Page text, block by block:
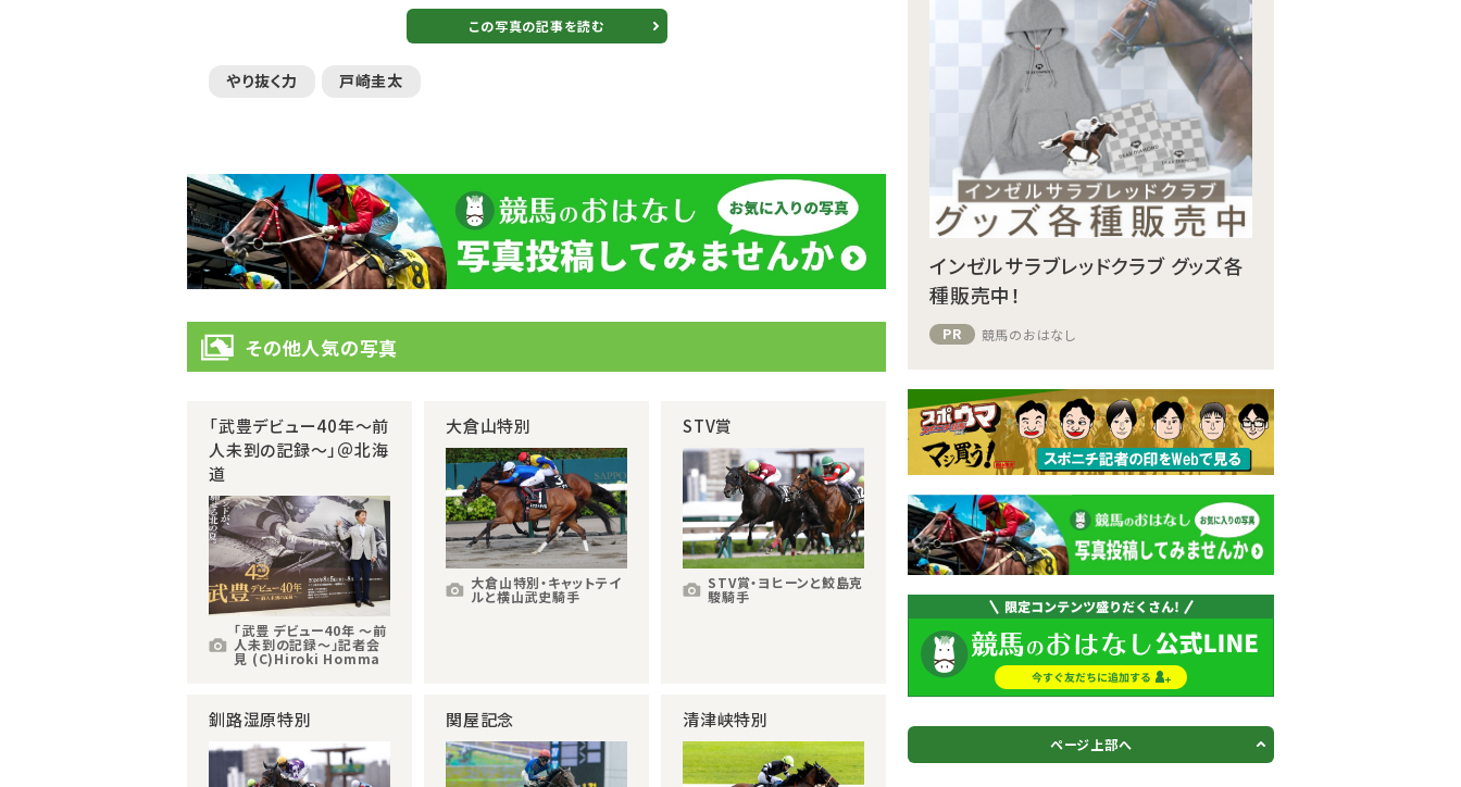
この写真の記事を読む
やり抜く力 戸崎圭太
その他人気の写真
「武豊デビュー40年～前
人未到の記録～」＠北海
道
「武豊 デビュー40年 ～前
人未到の記録～」記者会
見 (C)Hiroki Homma
大倉山特別
大倉山特別・キャットテイ
ルと横山武史騎手
STV賞
STV賞・ヨヒーンと鮫島克
駿騎手
釧路湿原特別 関屋記念 清津峡特別
インゼルサラブレッドクラブ グッズ各
種販売中！
PR 競馬のおはなし
ページ上部へ